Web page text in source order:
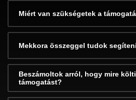
Miért van szükségetek a
Mekkora összeggel tudok
Beszámoltok arról, hogy mire
támogatást?